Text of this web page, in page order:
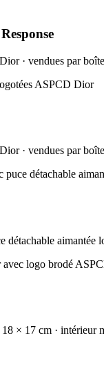
· vendues par
· vendues par
détachable aimantée
× 17 cm · intérieur